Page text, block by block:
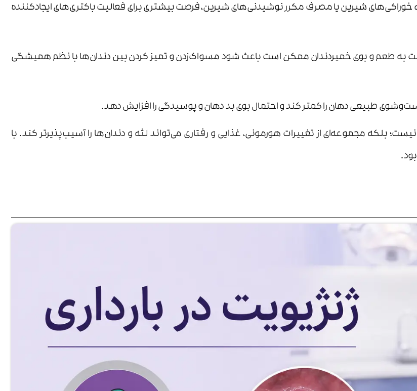
شیرین یا مصرف مکرر نوشیدنی‌های شیرین، فرصت بیشتری برای فعالیت باکتری‌های ایجادکننده
به طعم و بوی خمیردندان ممکن است باعث شود مسواک‌زدن و تمیز کردن بین دندان‌ها با نظم همیشگی
طبیعی دهان را کمتر کند و احتمال بوی بد دهان و پوسیدگی را افزایش دهد.
بلکه مجموعه‌ای از تغییرات هورمونی، غذایی و رفتاری می‌تواند لثه و دندان‌ها را آسیب‌پذیرتر کند. با